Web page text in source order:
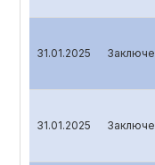
31.01.2025
31.01.2025